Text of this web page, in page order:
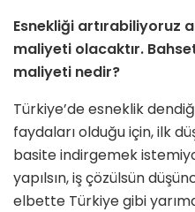
Esnekliği artırabiliyoruz
maliyeti olacaktır.
maliyeti nedir?
Türkiye’de esneklik
faydaları olduğu için, ilk
basite indirgemek
yapılsın, iş çözülsün
elbette Türkiye gibi